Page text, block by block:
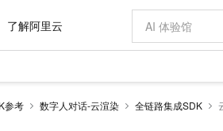
了解阿里云
参考 数字人对话-云渲染 全链路集成SDK
大模型
翻译排版一步到位
权益
AI 场景体
器
估算价格
配置报价
基础软件
伙伴
成认证中心
产品伙伴
服务
划
阿里云认证
市场活动